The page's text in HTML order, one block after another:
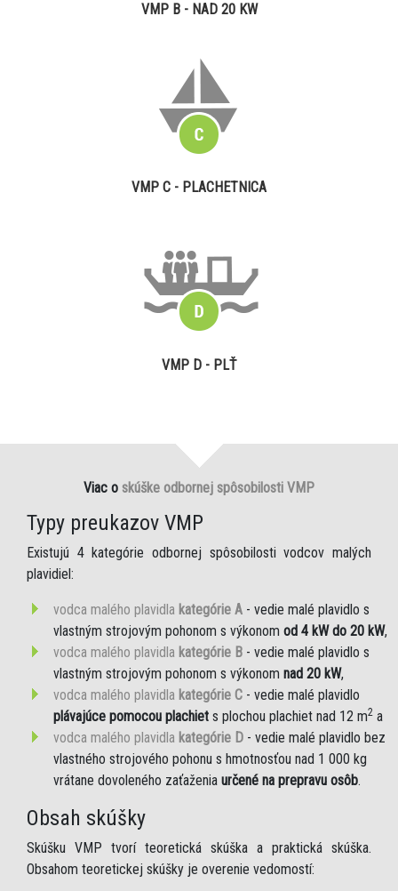
VMP B - NAD 20 KW
VMP C - PLACHETNICA
VMP D - PLŤ
Viac o skúške odbornej spôsobilosti VMP
Typy preukazov VMP
Existujú 4 kategórie odbornej spôsobilosti vodcov malých
plavidiel:
vodca malého plavidla kategórie A - vedie malé plavidlo s
vlastným strojovým pohonom s výkonom od 4 kW do 20 kW,
vodca malého plavidla kategórie B - vedie malé plavidlo s
vlastným strojovým pohonom s výkonom nad 20 kW,
vodca malého plavidla kategórie C - vedie malé plavidlo
plávajúce pomocou plachiet s plochou plachiet nad 12 m2 a
vodca malého plavidla kategórie D - vedie malé plavidlo bez
vlastného strojového pohonu s hmotnosťou nad 1 000 kg
vrátane dovoleného zaťaženia určené na prepravu osôb.
Obsah skúšky
Skúšku VMP tvorí teoretická skúška a praktická skúška.
Obsahom teoretickej skúšky je overenie vedomostí: